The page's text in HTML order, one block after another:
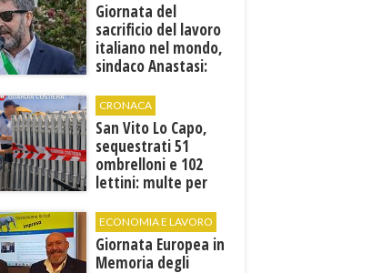
Giornata del
sacrificio del lavoro
italiano nel mondo,
sindaco Anastasi:
Marcinelle parla al
presente”
CRONACA
San Vito Lo Capo,
sequestrati 51
ombrelloni e 102
lettini: multe per
ECONOMIA E LAVORO
Giornata Europea in
Memoria degli